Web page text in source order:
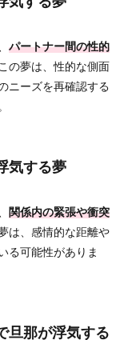
パートナー間の性的
の夢は、性的な側面
ニーズを再確認する
気する夢
関係内の緊張や衝突
は、感情的な距離や
る可能性がありま
旦那が浮気する